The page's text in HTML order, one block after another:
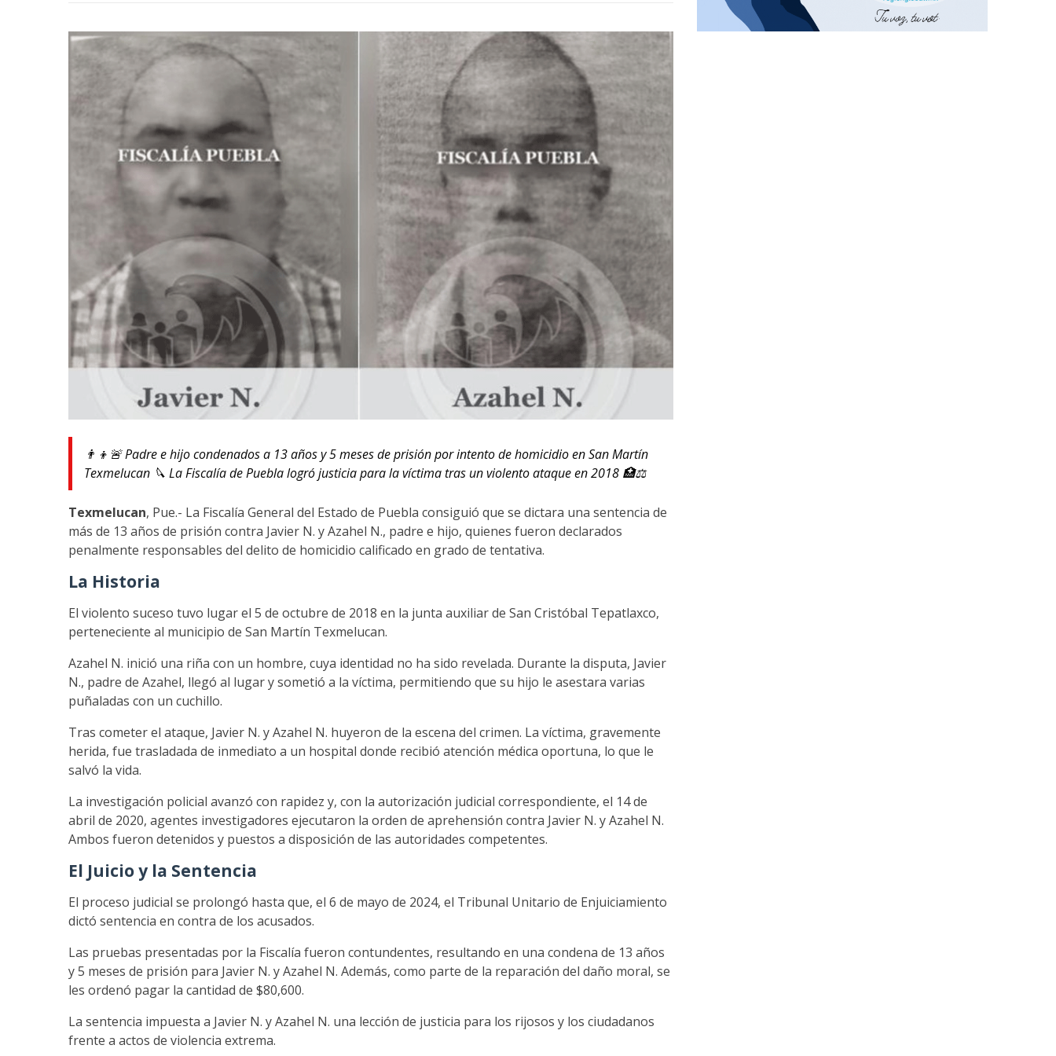
👨‍👦🚨 Padre e hijo condenados a 13 años y 5 meses de prisión por intento de homicidio en San Martín
Texmelucan 🔪 La Fiscalía de Puebla logró justicia para la víctima tras un violento ataque en 2018 🏥⚖️
Texmelucan, Pue.- La Fiscalía General del Estado de Puebla consiguió que se dictara una sentencia de
más de 13 años de prisión contra Javier N. y Azahel N., padre e hijo, quienes fueron declarados
penalmente responsables del delito de homicidio calificado en grado de tentativa.
La Historia
El violento suceso tuvo lugar el 5 de octubre de 2018 en la junta auxiliar de San Cristóbal Tepatlaxco,
perteneciente al municipio de San Martín Texmelucan.
Azahel N. inició una riña con un hombre, cuya identidad no ha sido revelada. Durante la disputa, Javier
N., padre de Azahel, llegó al lugar y sometió a la víctima, permitiendo que su hijo le asestara varias
puñaladas con un cuchillo.
Tras cometer el ataque, Javier N. y Azahel N. huyeron de la escena del crimen. La víctima, gravemente
herida, fue trasladada de inmediato a un hospital donde recibió atención médica oportuna, lo que le
salvó la vida.
La investigación policial avanzó con rapidez y, con la autorización judicial correspondiente, el 14 de
abril de 2020, agentes investigadores ejecutaron la orden de aprehensión contra Javier N. y Azahel N.
Ambos fueron detenidos y puestos a disposición de las autoridades competentes.
El Juicio y la Sentencia
El proceso judicial se prolongó hasta que, el 6 de mayo de 2024, el Tribunal Unitario de Enjuiciamiento
dictó sentencia en contra de los acusados.
Las pruebas presentadas por la Fiscalía fueron contundentes, resultando en una condena de 13 años
y 5 meses de prisión para Javier N. y Azahel N. Además, como parte de la reparación del daño moral, se
les ordenó pagar la cantidad de $80,600.
La sentencia impuesta a Javier N. y Azahel N. una lección de justicia para los rijosos y los ciudadanos
frente a actos de violencia extrema.